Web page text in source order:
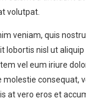
volutpat.
veniam, quis
lobortis nisl ut
vel eum iriure
consequat,
at vero eros et